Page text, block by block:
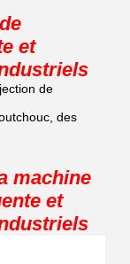
et
de
des
machine
et